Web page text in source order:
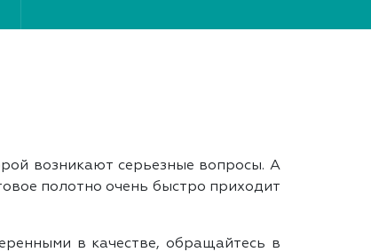
возникают серьезные вопросы. А
полотно очень быстро приходит
в качестве, обращайтесь в